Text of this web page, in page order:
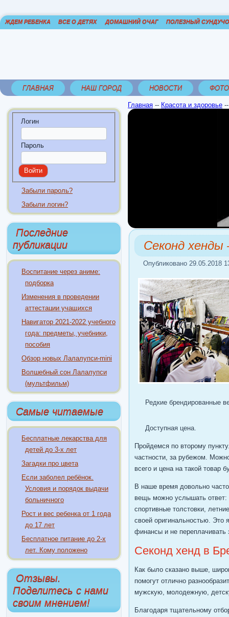
ЖДЕМ РЕБЕНКА ВСЕ О ДЕТЯХ ДОМАШНИЙ ОЧАГ ПОЛЕЗНЫЙ
ГЛАВНАЯ НАШ ГОРОД НОВОСТИ
Логин
Пароль
Забыли пароль?
Забыли логин?
Последние
публикации
Воспитание через аниме:
подборка
Изменения в проведении
аттестации учащихся
Навигатор 2021-2022 учебного
года: предметы, учебники,
пособия
Обзор новых Лалалупси-mini
Волшебный сон Лалалупси
(мультфильм)
Самые читаемые
Бесплатные лекарства для
детей до 3-х лет
Загадки про цвета
Если заболел ребёнок.
Условия и порядок выдачи
больничного
Рост и вес ребенка от 1 года
до 17 лет
Бесплатное питание до 2-х
лет. Кому положено
Отзывы.
Поделитесь с нами
своим мнением!
Главная -- Красота и здоровье
Секонд хенды
Опубликовано 29.05.2018
Редкие брендированные
Доступная цена.
Пройдемся по второму
частности, за рубежом.
всего и цена на такой товар
В наше время довольно
вещь можно услышать
спортивные толстовки,
своей оригинальностью. Это
финансы и не переплачивать
Секонд хенд в
Как было сказано выше,
помогут отлично
мужскую, молодежную,
Благодаря тщательному